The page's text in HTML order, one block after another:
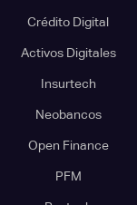
Crédito Digital
Activos Digitales
Insurtech
Neobancos
Open Finance
PFM